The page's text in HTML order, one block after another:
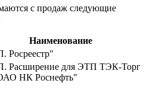
с продаж следующие
Наименование
Росреестр"
Расширение для ЭТП ТЭК-Торг
НК Роснефть"